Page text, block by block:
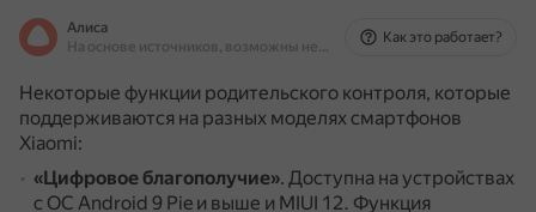
Алиса
На основе источников, возможны неточности
Как это работает?
Некоторые функции родительского контроля, которые
поддерживаются на разных моделях смартфонов
Xiaomi:
«Цифровое благополучие». Доступна на устройствах
с ОС Android 9 Pie и выше и MIUI 12. Функция